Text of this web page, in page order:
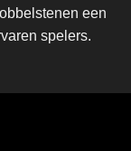
een
spelers.